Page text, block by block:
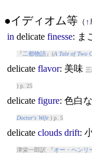
●イディオム等（ ↑
in delicate finesse: ま
『二都物語』(A Tale of Two
delicate flavor: 美味
) p. 25
delicate figure: 色白
Doctor's Wife) p. 5
delicate clouds drift:
津栄一郎訳 『オー・ヘンリ